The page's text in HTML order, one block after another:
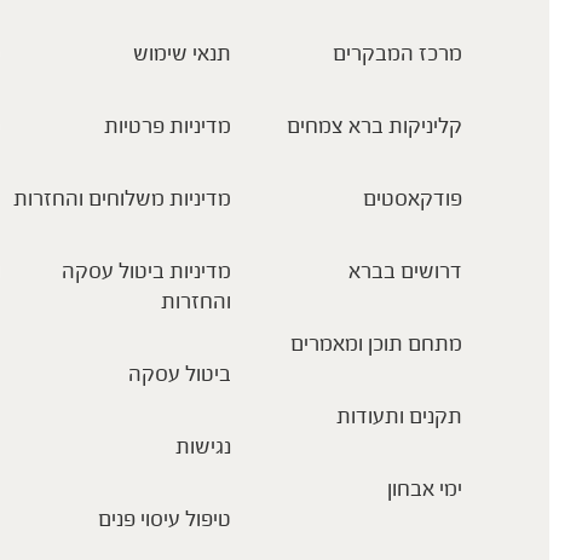
מרכז המבקרים
קליניקות ברא צמחים
פודקאסטים
דרושים בברא
מתחם תוכן ומאמרים
תקנים ותעודות
ימי אבחון
תנאי שימוש
מדיניות פרטיות
מדיניות משלוחים והחזרות
מדיניות ביטול עסקה
והחזרות
ביטול עסקה
נגישות
טיפול עיסוי פנים